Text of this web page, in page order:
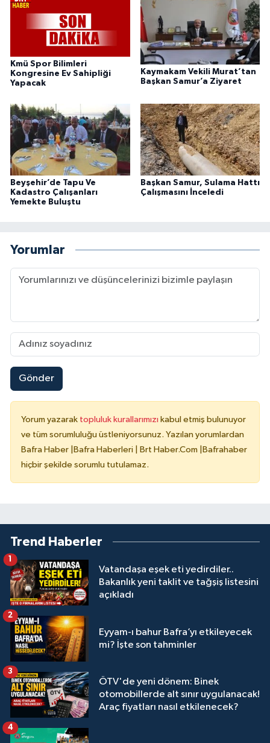
Kmü Spor Bilimleri
Kongresine Ev Sahipliği
Yapacak
Kaymakam Vekili Murat’tan
Başkan Samur’a Ziyaret
Beyşehir’de Tapu Ve
Kadastro Çalışanları
Yemekte Buluştu
Başkan Samur, Sulama Hattı
Çalışmasını İnceledi
Yorumlar
Gönder
Yorum yazarak topluluk kurallarımızı kabul etmiş bulunuyor
ve tüm sorumluluğu üstleniyorsunuz. Yazılan yorumlardan
Bafra Haber |Bafra Haberleri | Brt Haber.Com |Bafrahaber
hiçbir şekilde sorumlu tutulamaz.
Trend Haberler
Vatandaşa eşek eti yedirdiler..
Bakanlık yeni taklit ve tağşiş listesini
açıkladı
1
Eyyam-ı bahur Bafra’yı etkileyecek
mi? İşte son tahminler
2
ÖTV'de yeni dönem: Binek
otomobillerde alt sınır uygulanacak!
Araç fiyatları nasıl etkilenecek?
3
4